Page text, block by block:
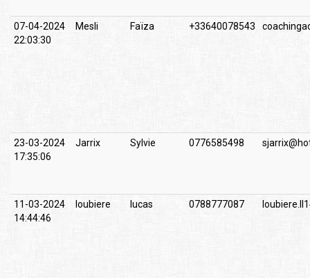
07-04-2024
22:03:30
Mesli Faïza +33640078543
23-03-2024
17:35:06
Jarrix Sylvie 0776585498
11-03-2024
14:44:46
loubiere lucas 0788777087